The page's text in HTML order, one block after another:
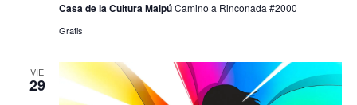
Casa de la Cultura MaipúCamino a Rinconada #2000
Gratis
VIE
29